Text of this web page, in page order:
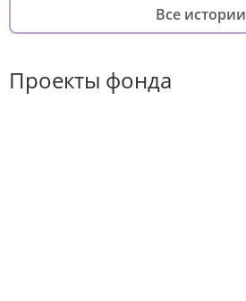
Все истории
Проекты фонда